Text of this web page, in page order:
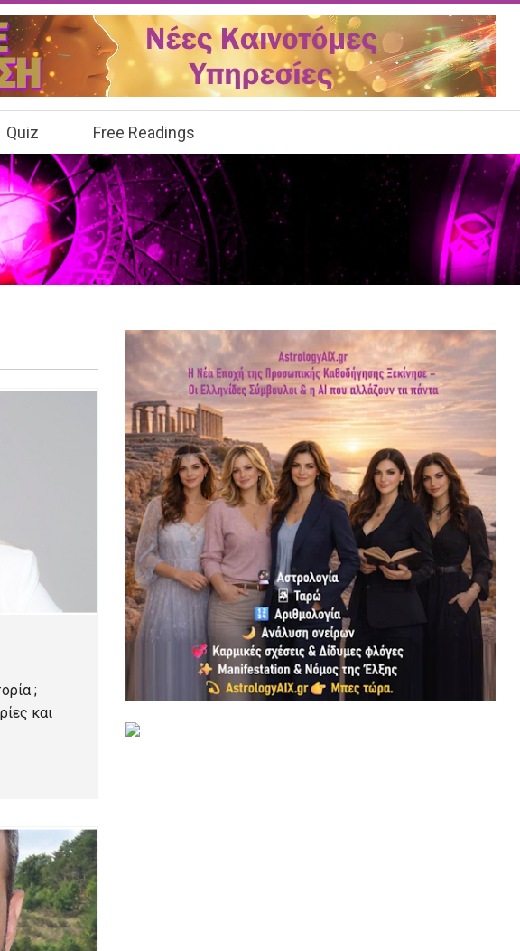
Quiz Free Readings
;
και